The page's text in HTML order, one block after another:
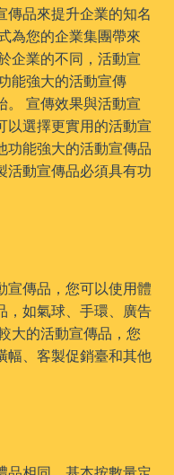
傳品來提升企業的知名
為您的企業集團帶來
企業的不同，活動宣
能強大的活動宣傳
。 宣傳效果與活動宣
以選擇更實用的活動宣
功能強大的活動宣傳品
活動宣傳品必須具有功
宣傳品，您可以使用體
，如氣球、手環、廣告
大的活動宣傳品，您
幅、客製促銷臺和其他